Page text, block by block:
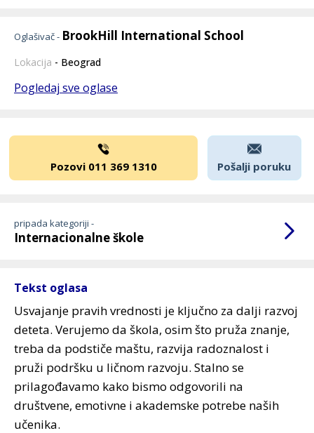
Oglašivač - BrookHill International School
Lokacija - Beograd
Pogledaj sve oglase
Pozovi 011 369 1310 Pošalji poruku
pripada kategoriji -
Internacionalne škole
Tekst oglasa
Usvajanje pravih vrednosti je ključno za dalji razvoj
deteta. Verujemo da škola, osim što pruža znanje,
treba da podstiče maštu, razvija radoznalost i
pruži podršku u ličnom razvoju. Stalno se
prilagođavamo kako bismo odgovorili na
društvene, emotivne i akademske potrebe naših
učenika.